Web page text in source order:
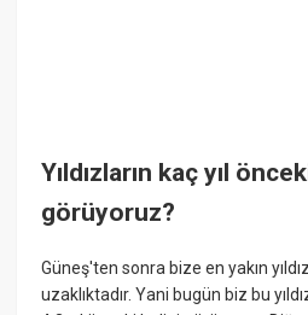
Yıldızların kaç yıl
görüyoruz?
Güneş'ten sonra bize en yakın yıldız
uzaklıktadır. Yani bugün biz bu